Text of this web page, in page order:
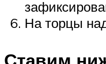
На торцы